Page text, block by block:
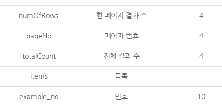
numOfRows 한 페이지 결과 수 4
pageNo 페이지 번호 4
totalCount 전체 결과 수 4
items 목록 -
example_no 번호 10